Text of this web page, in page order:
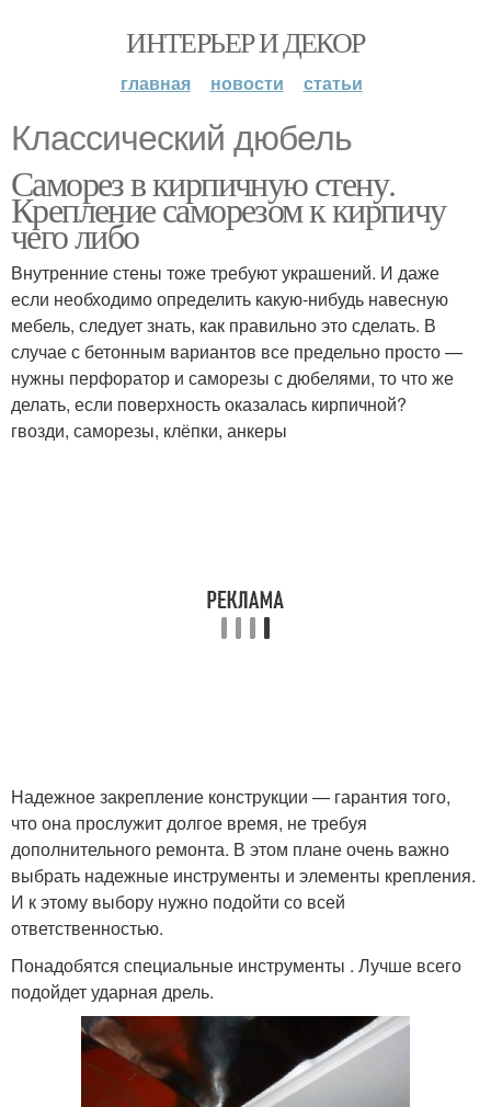
ИНТЕРЬЕР И ДЕКОР
главная новости статьи
Классический дюбель
Саморез в кирпичную стену.
Крепление саморезом к кирпичу
чего либо
Внутренние стены тоже требуют украшений. И даже
если необходимо определить какую-нибудь навесную
мебель, следует знать, как правильно это сделать. В
случае с бетонным вариантов все предельно просто —
нужны перфоратор и саморезы с дюбелями, то что же
делать, если поверхность оказалась кирпичной?
гвозди, саморезы, клёпки, анкеры
Надежное закрепление конструкции — гарантия того,
что она прослужит долгое время, не требуя
дополнительного ремонта. В этом плане очень важно
выбрать надежные инструменты и элементы крепления.
И к этому выбору нужно подойти со всей
ответственностью.
Понадобятся специальные инструменты . Лучше всего
подойдет ударная дрель.